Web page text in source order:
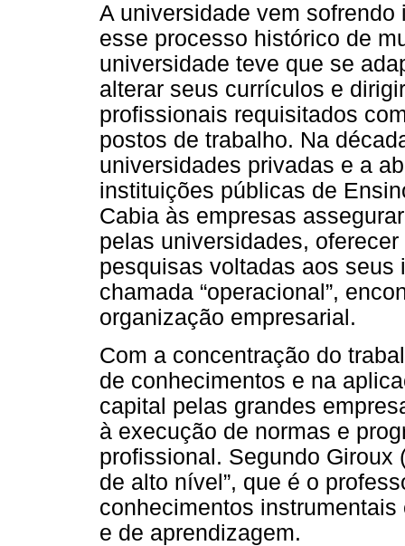
A universidade vem
esse processo histórico de
universidade teve que se
alterar seus currículos e
profissionais requisitados
postos de trabalho. Na
universidades privadas e a
instituições públicas de
Cabia às empresas
pelas universidades,
pesquisas voltadas aos
chamada “operacional”,
organização empresarial.
Com a concentração do
de conhecimentos e na
capital pelas grandes
à execução de normas e
profissional. Segundo Giroux
de alto nível”, que é o
conhecimentos
e de aprendizagem.